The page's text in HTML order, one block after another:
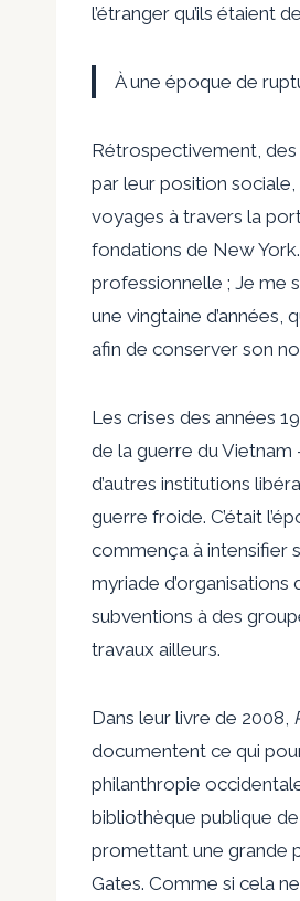
l’étranger qu’ils étaient
À une époque de
Rétrospectivement,
par leur position
voyages à travers la
fondations de New
professionnelle ; Je me
une vingtaine d’années,
afin de conserver son
Les crises des années
de la guerre du Vietnam
d’autres institutions
guerre froide. C’était
commença à intensifier
myriade
subventions à des
travaux ailleurs.
Dans leur livre de 2008,
documentent ce qui
philanthropie
bibliothèque publique
promettant une grande
Gates. Comme si cela